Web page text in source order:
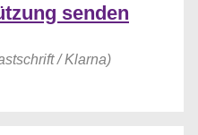
senden
/ Klarna)